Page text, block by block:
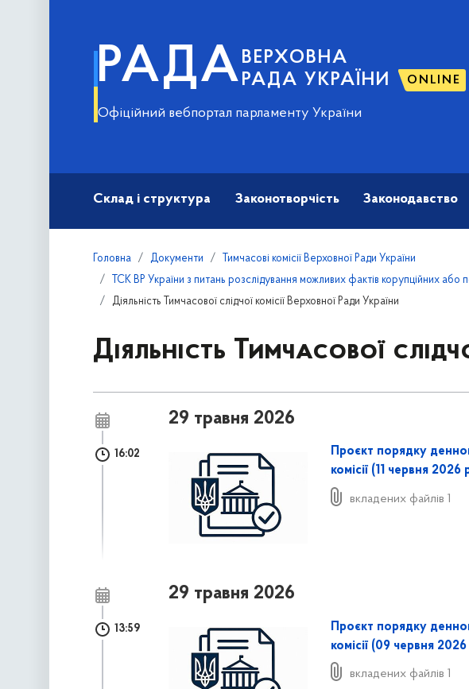
РАДА ВЕРХОВНА
РАДА УКРАЇНИ
ONLINE
Офіційний вебпортал парламенту України
Склад і структура Законотворчість Законодавство
Головна Документи
Тимчасові комісії Верховної Ради України
ТСК ВР України з питань розслідування можливих фактів корупційних
Діяльність Тимчасової слідчої комісії Верховної Ради України
Діяльність Тимчасової
29 травня 2026
16:02
Проєкт порядку
комісії (11 червня 2026
вкладених файлів 1
29 травня 2026
13:59
Проєкт порядку
комісії (09 червня
вкладених файлів 1